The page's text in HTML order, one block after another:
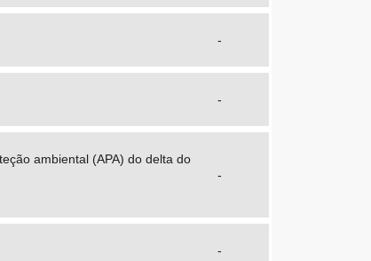
-
-
ambiental (APA) do delta do
-
-